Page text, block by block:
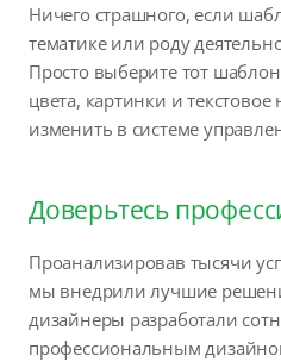
Ничего страшного, если
тематике или роду
Просто выберите тот
цвета, картинки и
изменить в системе
Доверьтесь
Проанализировав тысячи
мы внедрили лучшие
дизайнеры разработали
профессиональным